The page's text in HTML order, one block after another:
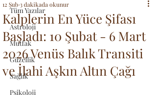
Tüm Yazılar
Astroloji
Mutfak
Güzellik
Sağlık
Psikoloji
Kalplerin En Yüce Şifası
Başladı: 10 Şubat - 6 Mart
2026 Venüs Balık Transiti
ve İlahi Aşkın Altın Çağı
12 Şub3 dakikada okunur